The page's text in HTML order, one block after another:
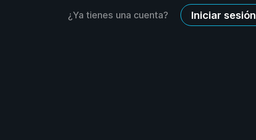
¿Ya tienes una cuenta? Iniciar sesión